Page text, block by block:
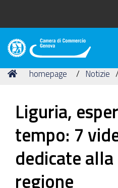
Camera
Commercio
Tu
Home
homepage Notizie
Liguria,
tempo: 7
dedicate
regione